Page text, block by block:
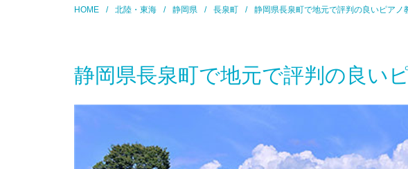
HOME 北陸・東海 静岡県 長泉町 静岡県長泉町で地元で評判の良いピアノ
静岡県長泉町で地元で評判の良い